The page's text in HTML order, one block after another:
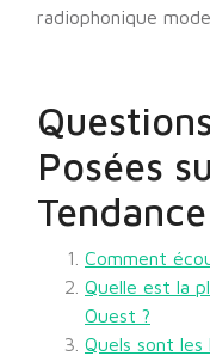
radiophonique
Posées
Comment
Quelle est la
Ouest ?
Quels sont les